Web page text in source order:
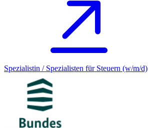
Spezialistin / Spezialisten für Steuern (w/m/d)